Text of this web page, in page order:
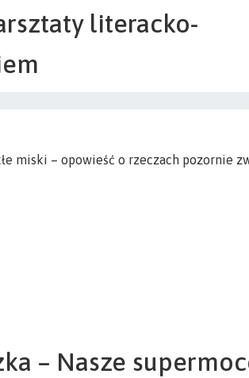
literacko-
miski – opowieść o rzeczach pozornie
– Nasze